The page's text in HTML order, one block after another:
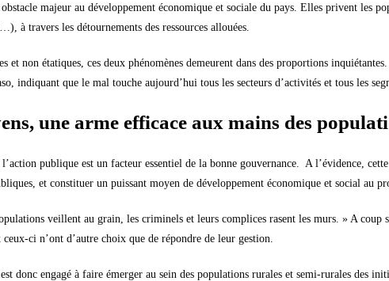
majeur au développement économique et sociale du pays. Elles privent les
à travers les détournements des ressources allouées.
et non étatiques, ces deux phénomènes demeurent dans des proportions
indiquant que le mal touche aujourd’hui tous les secteurs d’activités et tous les
une arme efficace aux mains des
publique est un facteur essentiel de la bonne gouvernance. A l’évidence,
et constituer un puissant moyen de développement économique et social au
veillent au grain, les criminels et leurs complices rasent les murs. » A coup
ci n’ont d’autre choix que de répondre de leur gestion.
donc engagé à faire émerger au sein des populations rurales et semi-rurales des